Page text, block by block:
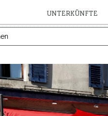
UNTERKÜNFTE